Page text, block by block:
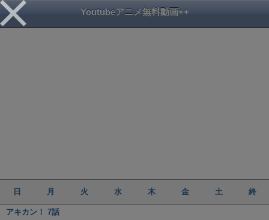
Youtubeアニメ無料動画++
日 月 火 水 木 金 土 終
アキカン！ 7話